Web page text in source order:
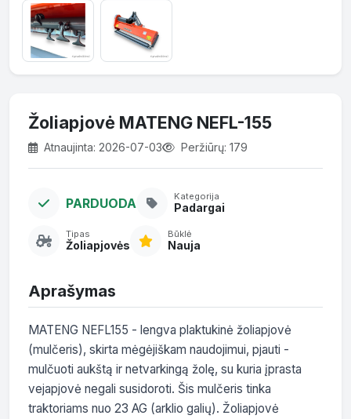
Žoliapjovė MATENG NEFL-155
Atnaujinta: 2026-07-03 Peržiūrų: 179
PARDUODA Kategorija
Padargai
Tipas
Žoliapjovės
Būklė
Nauja
Aprašymas
MATENG NEFL155 - lengva plaktukinė žoliapjovė
(mulčeris), skirta mėgėjiškam naudojimui, pjauti -
mulčuoti aukštą ir netvarkingą žolę, su kuria įprasta
vejapjovė negali susidoroti. Šis mulčeris tinka
traktoriams nuo 23 AG (arklio galių). Žoliapjovė